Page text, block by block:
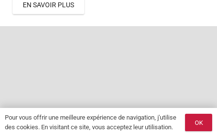
EN SAVOIR PLUS
Pour vous offrir une meilleure expérience de navigation, j'utilise
des cookies. En visitant ce site, vous acceptez leur utilisation.
OK